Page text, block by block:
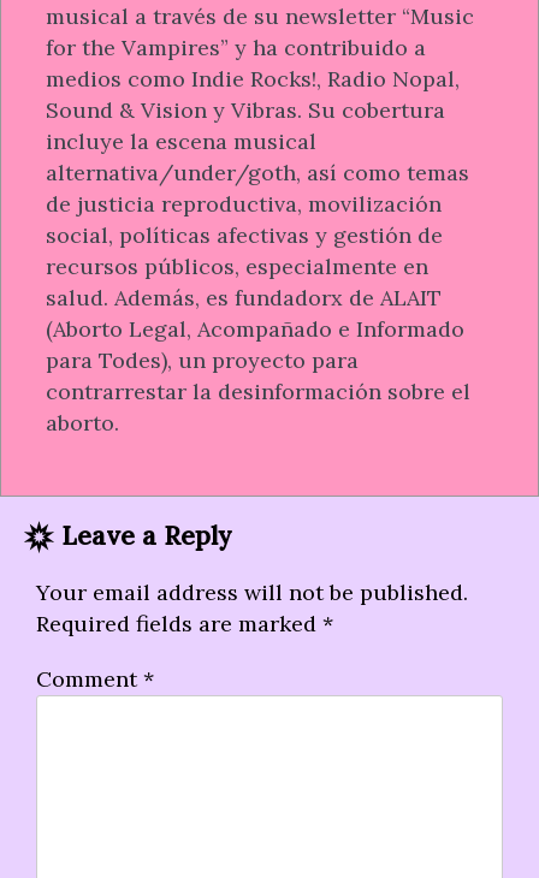
musical a través de su newsletter “Music
for the Vampires” y ha contribuido a
medios como Indie Rocks!, Radio Nopal,
Sound & Vision y Vibras. Su cobertura
incluye la escena musical
alternativa/under/goth, así como temas
de justicia reproductiva, movilización
social, políticas afectivas y gestión de
recursos públicos, especialmente en
salud. Además, es fundadorx de ALAIT
(Aborto Legal, Acompañado e Informado
para Todes), un proyecto para
contrarrestar la desinformación sobre el
aborto.
Leave a Reply
Your email address will not be published.
Required fields are marked *
Comment*